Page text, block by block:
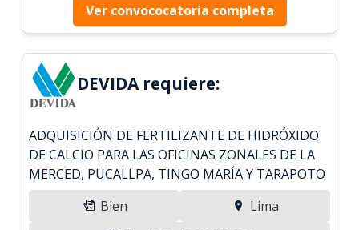
Ver convococatoria completa
DEVIDA requiere:
ADQUISICIÓN DE FERTILIZANTE DE HIDRÓXIDO
DE CALCIO PARA LAS OFICINAS ZONALES DE LA
MERCED, PUCALLPA, TINGO MARÍA Y TARAPOTO
Bien
Lima